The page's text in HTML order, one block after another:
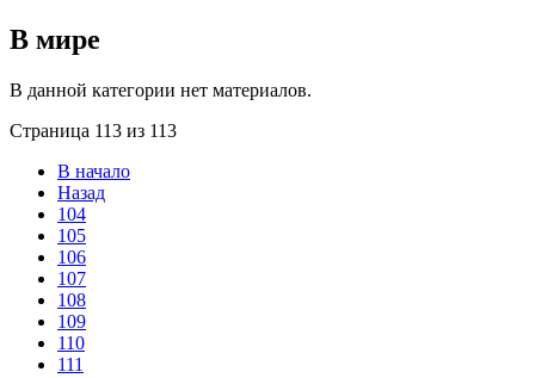
В мире
В данной категории нет материалов.
Страница 113 из 113
В начало
Назад
104
105
106
107
108
109
110
111